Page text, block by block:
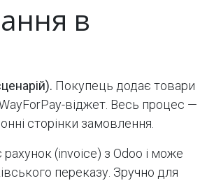
в
Покупець додає товари
віджет. Весь процес —
сторінки замовлення.
рахунок (invoice) з Odoo і може
переказу. Зручно для